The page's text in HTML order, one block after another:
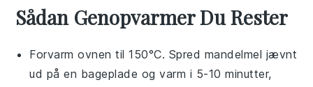
Sådan Genopvarmer Du Rester
Forvarm ovnen til 150°C. Spred mandelmel jævnt
ud på en bageplade og varm i 5-10 minutter,